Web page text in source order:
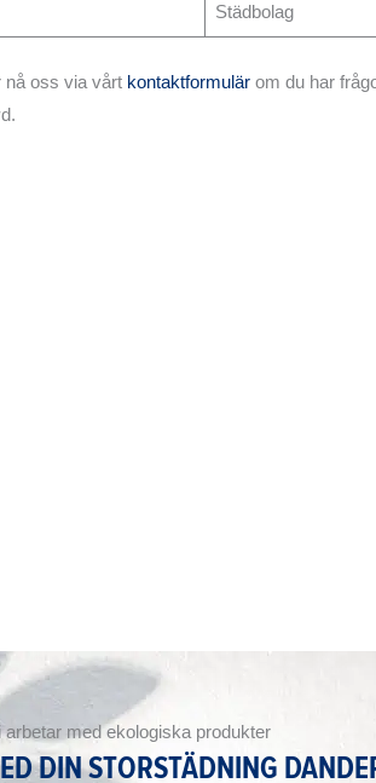
Städbolag
nå oss via vårt kontaktformulär om du har
arbetar med ekologiska produkter
DIN STORSTÄDNING